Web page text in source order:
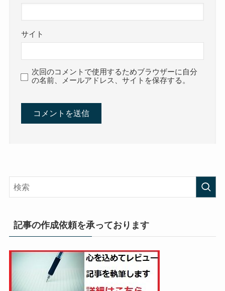
サイト
次回のコメントで使用するためブラウザーに自分
の名前、メールアドレス、サイトを保存する。
記事の作成依頼を承っております